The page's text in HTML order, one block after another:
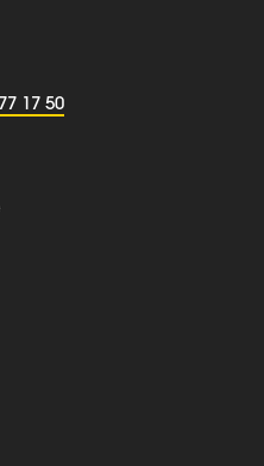
17 50